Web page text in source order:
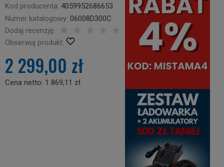
Kod producenta: 4059952686653
Numer katalogowy: 06008D300C
Dodaj recenzję:
Obserwuj produkt:
2 299,00 zł
Cena netto: 1 869,11 zł